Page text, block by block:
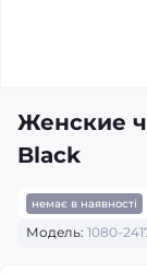
Женские
Black
немає в наявності
Модель: 1080-